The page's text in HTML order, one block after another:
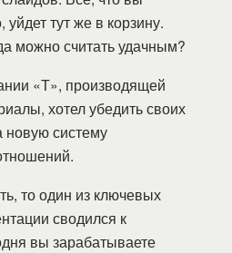
уйдет тут же в корзину.
можно считать удачным?
«Т», производящей
хотел убедить своих
новую систему
то один из ключевых
сводился к
вы зарабатываете